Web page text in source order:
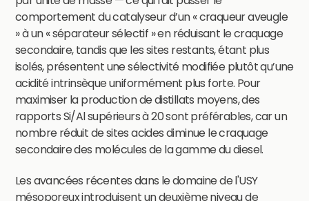
comportement du catalyseur d’un « craqueur aveugle
» à un « séparateur sélectif » en réduisant le craquage
secondaire, tandis que les sites restants, étant plus
isolés, présentent une sélectivité modifiée plutôt qu’une
acidité intrinsèque uniformément plus forte. Pour
maximiser la production de distillats moyens, des
rapports Si/Al supérieurs à 20 sont préférables, car un
nombre réduit de sites acides diminue le craquage
secondaire des molécules de la gamme du diesel.
Les avancées récentes dans le domaine de l'USY
mésoporeux introduisent un deuxième niveau de